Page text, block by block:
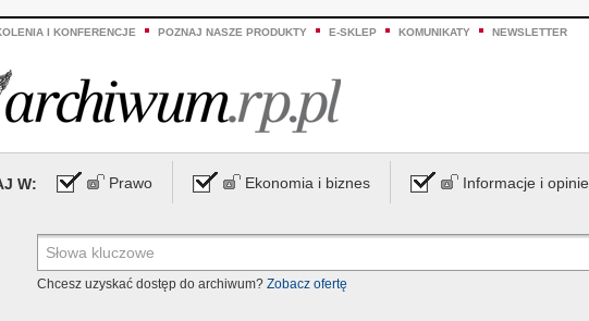
I KONFERENCJE POZNAJ NASZE PRODUKTY E-SKLEP KOMUNIKATY NEWSLETTER
W: Prawo Ekonomia i biznes Informacje i opinie
Chcesz uzyskać dostęp do archiwum? Zobacz ofertę